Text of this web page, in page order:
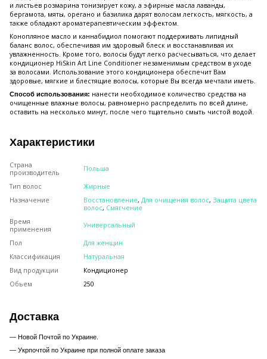
и листьев розмарина тонизирует кожу, а эфирные масла лаванды,
бергамота, мяты, орегано и базилика дарят волосам легкость, мягкость, а
также обладают ароматерапевтическим эффектом.
Конопляное масло и каннабидиол помогают поддерживать липидный
баланс волос, обеспечивая им здоровый блеск и восстанавливая их
увлажненность. Кроме того, волосы будут легко расчесываться, что делает
кондиционер HiSkin Art Line Conditioner незаменимым средством в уходе
за волосами. Использование этого кондиционера обеспечит Вам
здоровые, мягкие и блестящие волосы, которые Вы всегда мечтали иметь.
Способ использования: нанести необходимое количество средства на
очищенные влажные волосы, равномерно распределить по всей длине,
оставить на несколько минут, после чего тщательно смыть чистой водой.
Характеристики
Страна
производитель
Польша
Тип волос
Жирные
Назначение
Восстановление, Для очищения волос, Защита цвета
волос, Смягчение
Время
применения
Универсальный
Пол
Для женщин
Классификация
Натуральная
Вид продукции
Кондиционер
Обьем
250
Доставка
— Новой Почтой по Украине.
— Укрпочтой по Украине при полной оплате заказа